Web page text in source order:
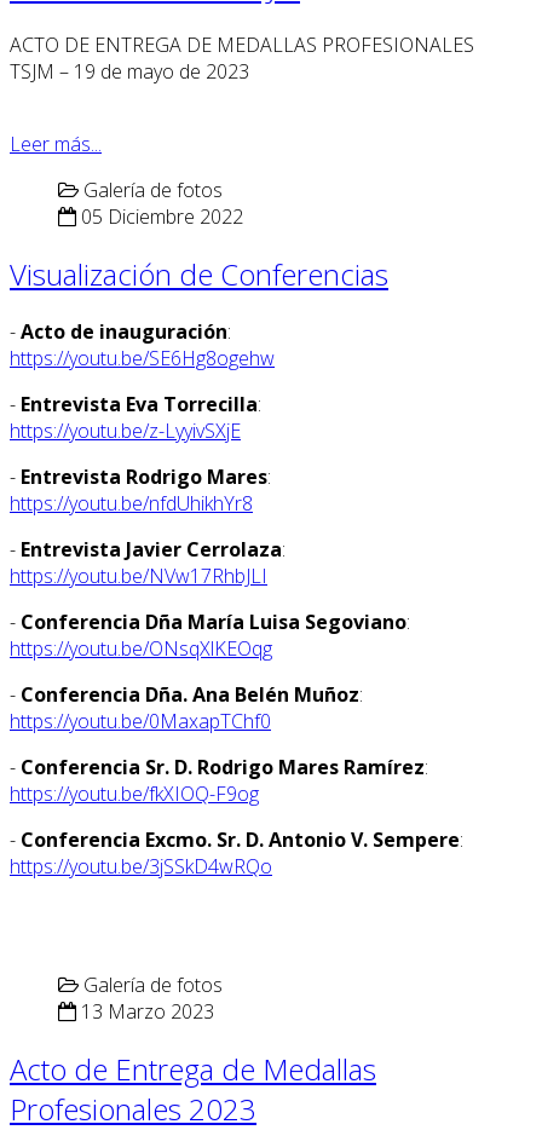
ACTO DE ENTREGA DE MEDALLAS PROFESIONALES
TSJM – 19 de mayo de 2023
Leer más...
Galería de fotos
05 Diciembre 2022
Visualización de Conferencias
-Acto de inauguración:
https://youtu.be/SE6Hg8ogehw
- Entrevista Eva Torrecilla:
https://youtu.be/z-LyyivSXjE
- Entrevista Rodrigo Mares:
https://youtu.be/nfdUhikhYr8
- Entrevista Javier Cerrolaza:
https://youtu.be/NVw17RhbJLI
- Conferencia Dña María Luisa Segoviano:
https://youtu.be/ONsqXlKEOqg
- Conferencia Dña. Ana Belén Muñoz:
https://youtu.be/0MaxapTChf0
- Conferencia Sr. D. Rodrigo Mares Ramírez:
https://youtu.be/fkXIOQ-F9og
- Conferencia Excmo. Sr. D. Antonio V. Sempere:
https://youtu.be/3jSSkD4wRQo
Galería de fotos
13 Marzo 2023
Acto de Entrega de Medallas
Profesionales 2023